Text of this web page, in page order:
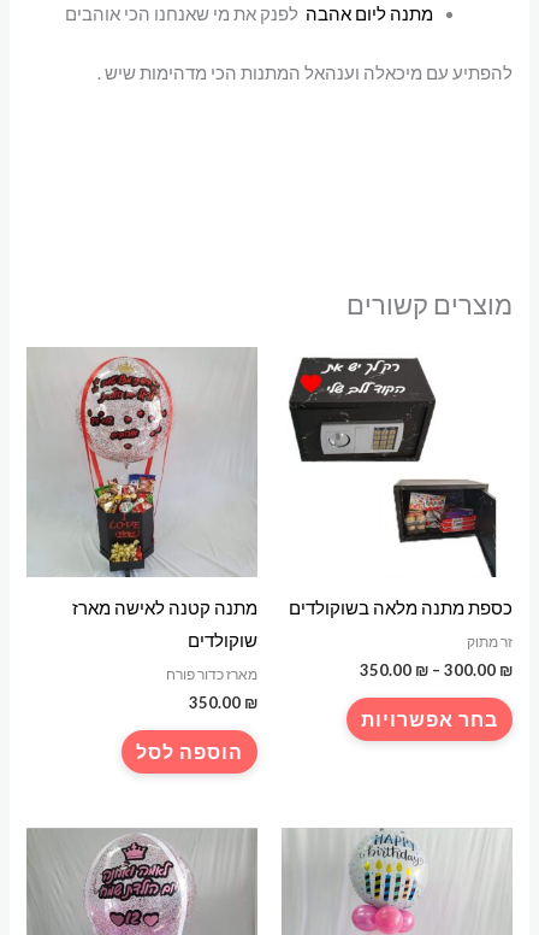
מתנה ליום אהבה לפנק את מי שאנחנו הכי אוהבים
להפתיע עם מיכאלה וענהאל המתנות הכי מדהימות שיש .
מוצרים קשורים
כספת מתנה מלאה בשוקולדים
זר מתוק
300.00 ₪
–
350.00 ₪
טווח
עד בחר אפשרויות
סוגים.
מתנה קטנה לאישה מארז
שוקולדים
מארז כדור פורח
350.00 ₪
הוספה לסל